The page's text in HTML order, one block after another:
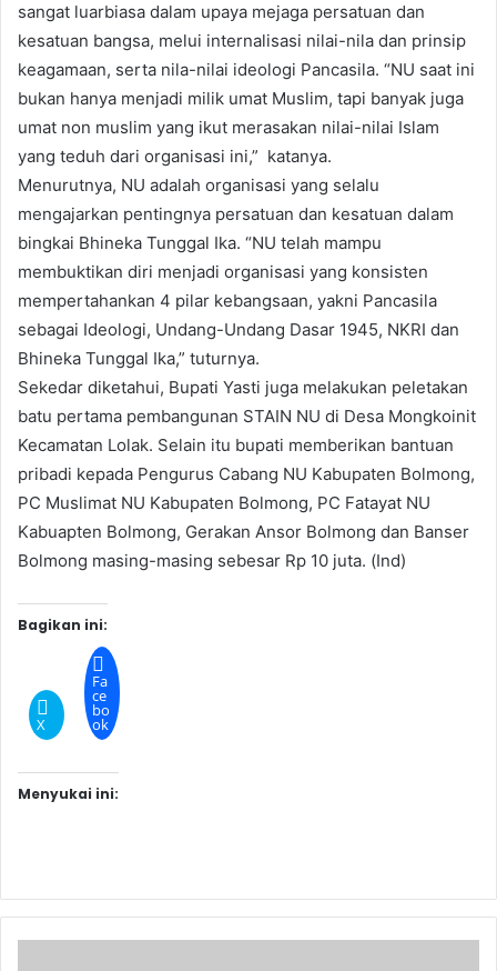
sangat luarbiasa dalam upaya mejaga persatuan dan
kesatuan bangsa, melui internalisasi nilai-nila dan prinsip
keagamaan, serta nila-nilai ideologi Pancasila. “NU saat ini
bukan hanya menjadi milik umat Muslim, tapi banyak juga
umat non muslim yang ikut merasakan nilai-nilai Islam
yang teduh dari organisasi ini,” katanya.
Menurutnya, NU adalah organisasi yang selalu
mengajarkan pentingnya persatuan dan kesatuan dalam
bingkai Bhineka Tunggal Ika. “NU telah mampu
membuktikan diri menjadi organisasi yang konsisten
mempertahankan 4 pilar kebangsaan, yakni Pancasila
sebagai Ideologi, Undang-Undang Dasar 1945, NKRI dan
Bhineka Tunggal Ika,” tuturnya.
Sekedar diketahui, Bupati Yasti juga melakukan peletakan
batu pertama pembangunan STAIN NU di Desa Mongkoinit
Kecamatan Lolak. Selain itu bupati memberikan bantuan
pribadi kepada Pengurus Cabang NU Kabupaten Bolmong,
PC Muslimat NU Kabupaten Bolmong, PC Fatayat NU
Kabuapten Bolmong, Gerakan Ansor Bolmong dan Banser
Bolmong masing-masing sebesar Rp 10 juta. (Ind)
Bagikan ini:
X
Fa
ce
bo
ok
Menyukai ini: